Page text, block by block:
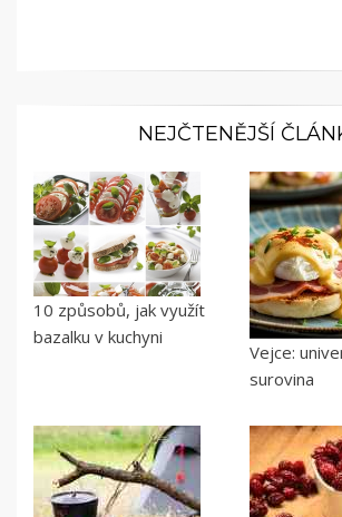
NEJČTENĚJŠÍ
10 způsobů, jak využít
bazalku v kuchyni
Vejce:
surovina